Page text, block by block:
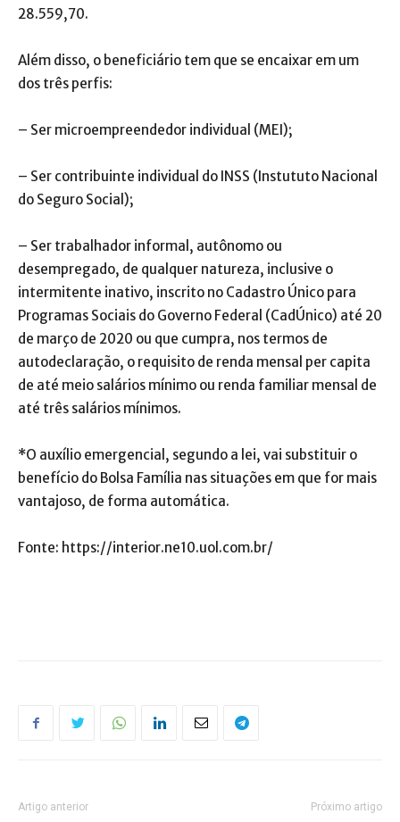
28.559,70.
Além disso, o beneficiário tem que se encaixar em um
dos três perfis:
– Ser microempreendedor individual (MEI);
– Ser contribuinte individual do INSS (Instututo Nacional
do Seguro Social);
– Ser trabalhador informal, autônomo ou
desempregado, de qualquer natureza, inclusive o
intermitente inativo, inscrito no Cadastro Único para
Programas Sociais do Governo Federal (CadÚnico) até 20
de março de 2020 ou que cumpra, nos termos de
autodeclaração, o requisito de renda mensal per capita
de até meio salários mínimo ou renda familiar mensal de
até três salários mínimos.
*O auxílio emergencial, segundo a lei, vai substituir o
benefício do Bolsa Família nas situações em que for mais
vantajoso, de forma automática.
Fonte: https://interior.ne10.uol.com.br/
Artigo anterior Próximo artigo